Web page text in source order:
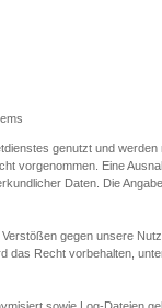
genutzt und
vorgenommen. Eine
Daten. Die
gegen unsere
Recht vorbehalten,